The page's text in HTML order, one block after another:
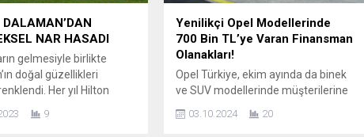
DALAMAN’DAN
NAR HASADI
gelmesiyle birlikte
doğal güzellikleri
Her yıl Hilton
Resort &
olarak
9
Yenilikçi Opel Modellerinde
700 Bin TL’ye Varan Finansman
Olanakları!
Opel Türkiye, ekim ayında da binek
ve SUV modellerinde müşterilerine
avantajlı kredi olanakları ve online
rezervasyona özel fiyat seçenekleri
03.10.2024 20